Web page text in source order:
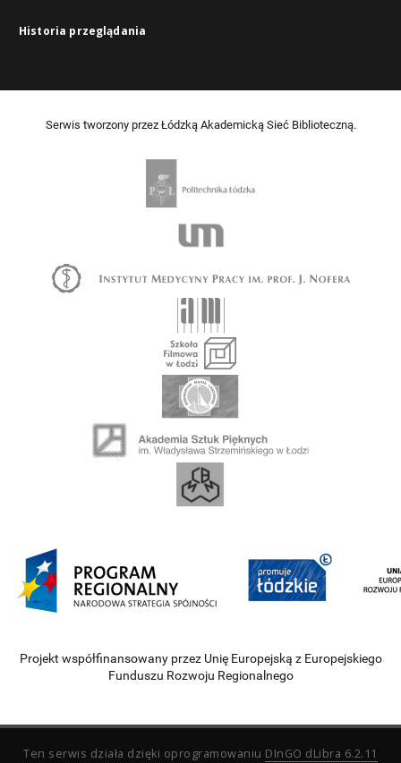
Historia przeglądania
Serwis tworzony przez Łódzką Akademicką Sieć Biblioteczną.
Projekt współfinansowany przez Unię Europejską z Europejskiego
Funduszu Rozwoju Regionalnego
Ten serwis działa dzięki oprogramowaniu DInGO dLibra 6.2.11